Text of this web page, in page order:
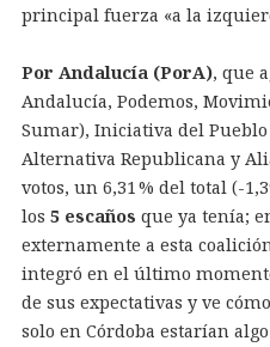
principal fuerza «a la
Por Andalucía (PorA), que
Andalucía, Podemos,
Sumar), Iniciativa del
Alternativa Republicana y
votos, un 6,31 % del total (-
los 5 escaños que ya tenía;
externamente a esta
integró en el último
de sus expectativas y ve
solo en Córdoba estarían